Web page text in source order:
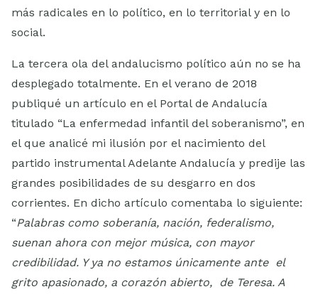
más radicales en lo político, en lo territorial y en lo
social.
La tercera ola del andalucismo político aún no se ha
desplegado totalmente. En el verano de 2018
publiqué un artículo en el Portal de Andalucía
titulado “La enfermedad infantil del soberanismo”, en
el que analicé mi ilusión por el nacimiento del
partido instrumental Adelante Andalucía y predije las
grandes posibilidades de su desgarro en dos
corrientes. En dicho artículo comentaba lo siguiente:
“Palabras como soberanía, nación, federalismo,
suenan ahora con mejor música, con mayor
credibilidad. Y ya no estamos únicamente ante el
grito apasionado, a corazón abierto, de Teresa. A